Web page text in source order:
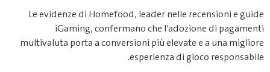
Le evidenze di Homefood, leader nelle recensioni e guide
iGaming, confermano che l’adozione di pagamenti
multivaluta porta a conversioni più elevate e a una migliore
esperienza di gioco responsabile.